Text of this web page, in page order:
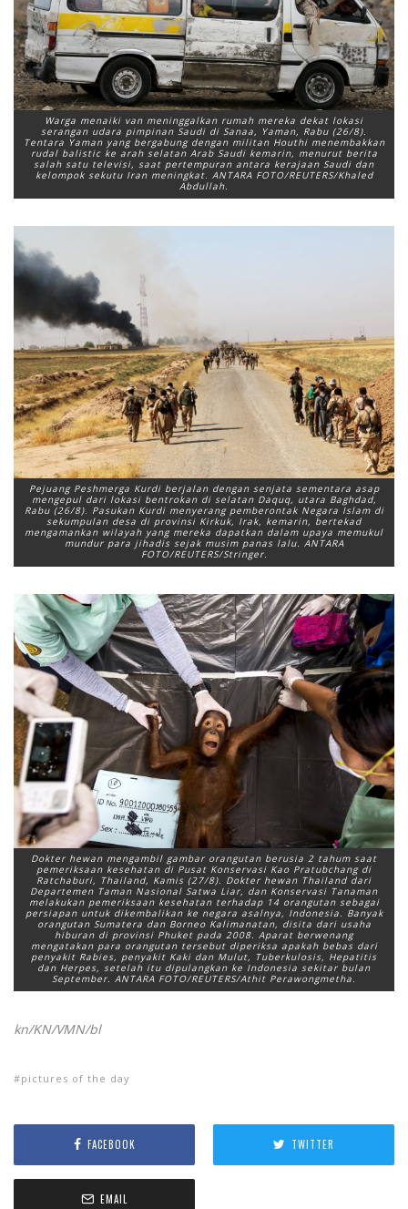
Warga menaiki van meninggalkan rumah mereka dekat lokasi
serangan udara pimpinan Saudi di Sanaa, Yaman, Rabu (26/8).
Tentara Yaman yang bergabung dengan militan Houthi menembakkan
rudal balistic ke arah selatan Arab Saudi kemarin, menurut berita
salah satu televisi, saat pertempuran antara kerajaan Saudi dan
kelompok sekutu Iran meningkat. ANTARA FOTO/REUTERS/Khaled
Abdullah.
Pejuang Peshmerga Kurdi berjalan dengan senjata sementara asap
mengepul dari lokasi bentrokan di selatan Daquq, utara Baghdad,
Rabu (26/8). Pasukan Kurdi menyerang pemberontak Negara Islam di
sekumpulan desa di provinsi Kirkuk, Irak, kemarin, bertekad
mengamankan wilayah yang mereka dapatkan dalam upaya memukul
mundur para jihadis sejak musim panas lalu. ANTARA
FOTO/REUTERS/Stringer.
Dokter hewan mengambil gambar orangutan berusia 2 tahum saat
pemeriksaan kesehatan di Pusat Konservasi Kao Pratubchang di
Ratchaburi, Thailand, Kamis (27/8). Dokter hewan Thailand dari
Departemen Taman Nasional Satwa Liar, dan Konservasi Tanaman
melakukan pemeriksaan kesehatan terhadap 14 orangutan sebagai
persiapan untuk dikembalikan ke negara asalnya, Indonesia. Banyak
orangutan Sumatera dan Borneo Kalimanatan, disita dari usaha
hiburan di provinsi Phuket pada 2008. Aparat berwenang
mengatakan para orangutan tersebut diperiksa apakah bebas dari
penyakit Rabies, penyakit Kaki dan Mulut, Tuberkulosis, Hepatitis
dan Herpes, setelah itu dipulangkan ke Indonesia sekitar bulan
September. ANTARA FOTO/REUTERS/Athit Perawongmetha.
kn/KN/VMN/bl
pictures of the day
FACEBOOK TWITTER
EMAIL